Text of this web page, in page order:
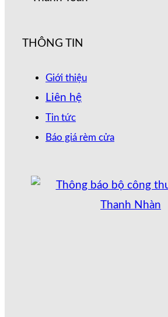
THÔNG TIN
Giới thiệu
Liên hệ
Tin tức
Báo giá rèm cửa